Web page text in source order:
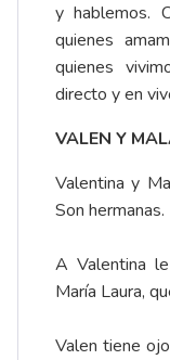
y hablemos.
quienes
quienes
directo y en
VALEN Y
Valentina y
Son hermanas.
A Valentina
María Laura,
Valen tiene